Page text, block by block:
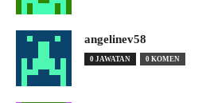
angelinev58
0 JAWATAN 0 KOMEN